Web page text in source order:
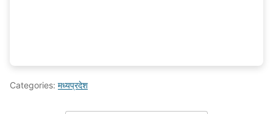
Categories: मध्यप्रदेश